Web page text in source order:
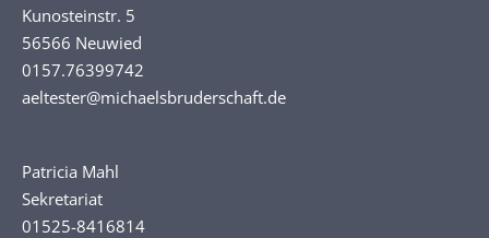
Kunosteinstr. 5
56566 Neuwied
0157.76399742
aeltester@michaelsbruderschaft.de
Patricia Mahl
Sekretariat
01525-8416814